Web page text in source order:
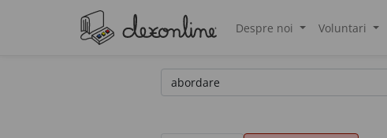
Despre noi Voluntari